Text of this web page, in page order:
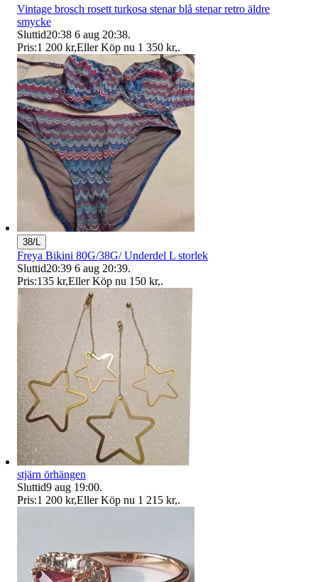
Vintage brosch rosett turkosa stenar blå stenar retro äldre
smycke
Sluttid20:38 6 aug 20:38.
Pris:1 200 kr,Eller Köp nu 1 350 kr,.
38/L
Freya Bikini 80G/38G/ Underdel L storlek
Sluttid20:39 6 aug 20:39.
Pris:135 kr,Eller Köp nu 150 kr,.
stjärn örhängen
Sluttid9 aug 19:00.
Pris:1 200 kr,Eller Köp nu 1 215 kr,.